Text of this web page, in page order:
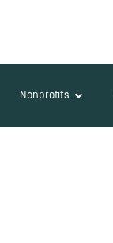
Nonprofits